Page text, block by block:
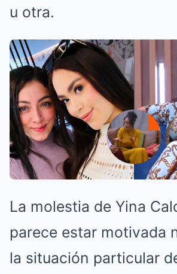
u otra.
La molestia de Yina
parece estar motivada
la situación particular